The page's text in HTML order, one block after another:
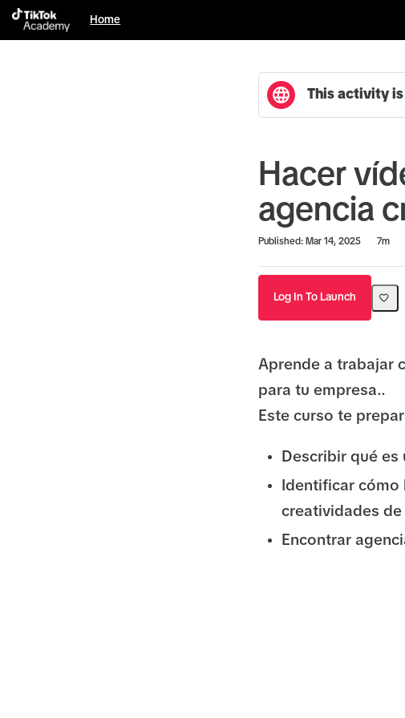
Home
This activity
Hacer
agencia
Published: Mar 14, 2025 7m
Log In To Launch
Aprende a trabajar
para tu empresa..
Este curso te
Describir qué es
Identificar
creatividades de
Encontrar